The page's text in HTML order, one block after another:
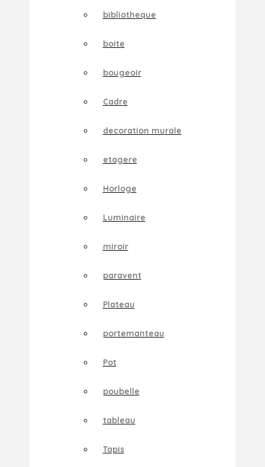
bibliotheque
boite
bougeoir
Cadre
decoration murale
etagere
Horloge
Luminaire
miroir
paravent
Plateau
portemanteau
Pot
poubelle
tableau
Tapis